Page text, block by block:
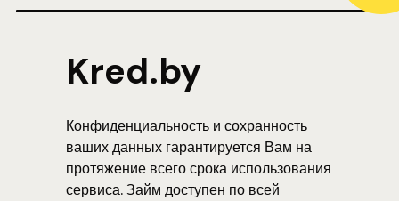
Конфиденциальность и сохранность
ваших данных гарантируется Вам на
протяжение всего срока использования
сервиса. Займ доступен по всей
Kred.by